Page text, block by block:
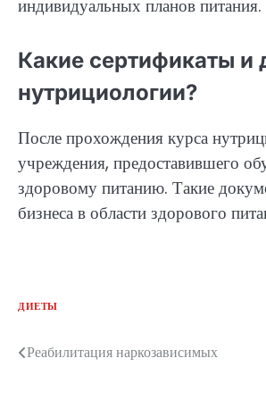
индивидуальных планов питания.
Какие сертификаты
нутрициологии?
После прохождения курса
учреждения, предоставившего
здоровому питанию. Такие
бизнеса в области здорового
ДИЕТЫ
Навигация
Реабилитация наркозависимых